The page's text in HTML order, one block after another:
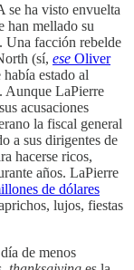
se ha visto envuelta
han mellado su
Una facción rebelde
(sí, ese Oliver
estado al
Aunque LaPierre
acusaciones
la fiscal general
a sus dirigentes de
hacerse ricos,
años. LaPierre
de dólares
lujos, fiestas
de menos